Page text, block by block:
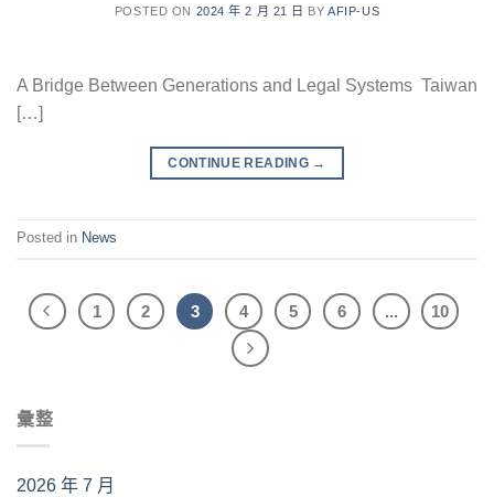
POSTED ON 2024 年 2 月 21 日 BYAFIP-US
A Bridge Between Generations and Legal Systems Taiwan
[…]
CONTINUE READING →
Posted in News
1 2 3 4 5 6 ... 10
彙整
2026 年 7 月